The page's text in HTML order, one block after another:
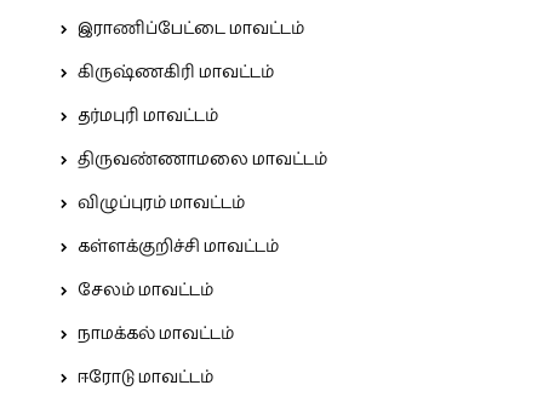
இராணிப்பேட்டை மாவட்டம்
கிருஷ்ணகிரி மாவட்டம்
தர்மபுரி மாவட்டம்
திருவண்ணாமலை மாவட்டம்
விழுப்புரம் மாவட்டம்
கள்ளக்குறிச்சி மாவட்டம்
சேலம் மாவட்டம்
நாமக்கல் மாவட்டம்
ஈரோடு மாவட்டம்